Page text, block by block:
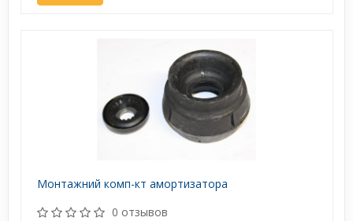
Монтажний комп-кт амортизатора
0 отзывов